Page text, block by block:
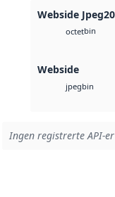
Webside
octetbin
Webside
jpegbin
Ingen registrerte API-